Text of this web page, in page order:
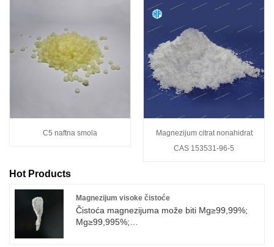
C5 naftna smola
Magnezijum citrat nonahidrat
CAS 153531-96-5
Hot Products
Magnezijum visoke čistoće
Čistoća magnezijuma može biti Mg≥99,99%;
Mg≥99,995%;